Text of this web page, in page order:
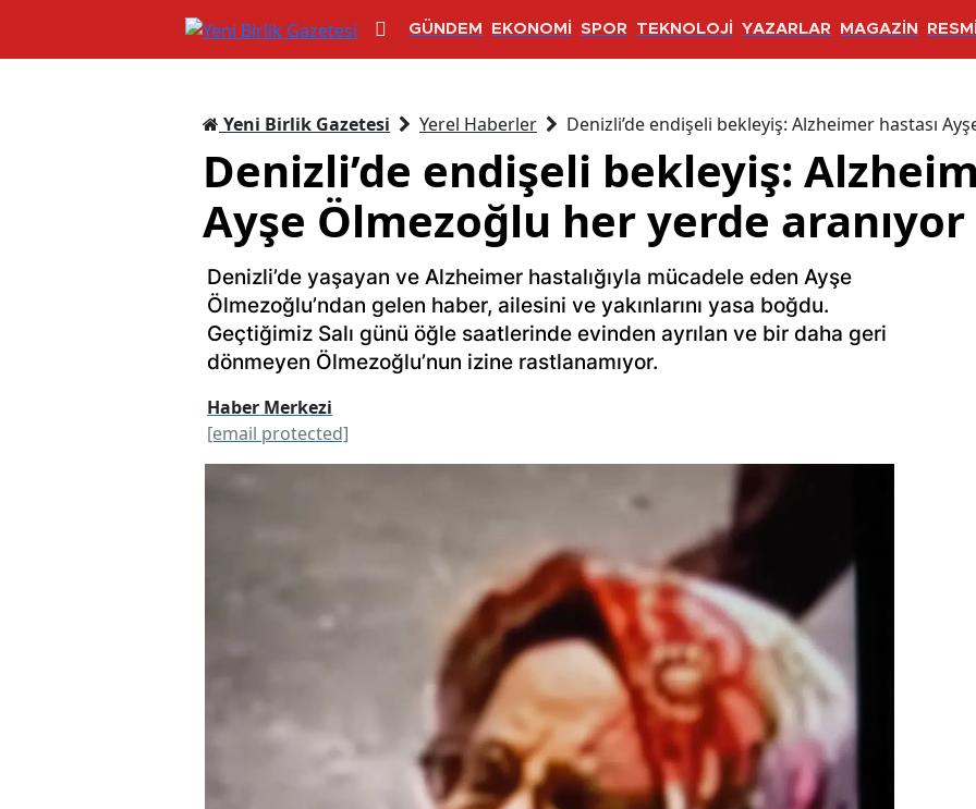
GÜNDEM EKONOMİ SPOR TEKNOLOJİ YAZARLAR MAGAZİN
Yeni Birlik Gazetesi Yerel Haberler Denizli’de endişeli bekleyiş: Alzheimer hastası
Denizli’de endişeli bekleyiş:
Ayşe Ölmezoğlu her yerde aranıyor
Denizli’de yaşayan ve Alzheimer hastalığıyla mücadele eden Ayşe
Ölmezoğlu’ndan gelen haber, ailesini ve yakınlarını yasa boğdu.
Geçtiğimiz Salı günü öğle saatlerinde evinden ayrılan ve bir daha geri
dönmeyen Ölmezoğlu’nun izine rastlanamıyor.
Haber Merkezi
[email protected]